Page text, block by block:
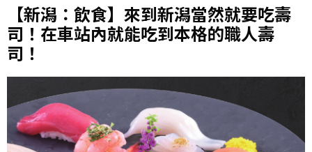
【新潟：飲食】來到新潟當然就要吃壽
司！在車站內就能吃到本格的職人壽
司！